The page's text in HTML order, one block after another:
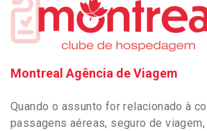
Montreal Agência de Viagem
Quando o assunto for relacionado à
passagens aéreas, seguro de